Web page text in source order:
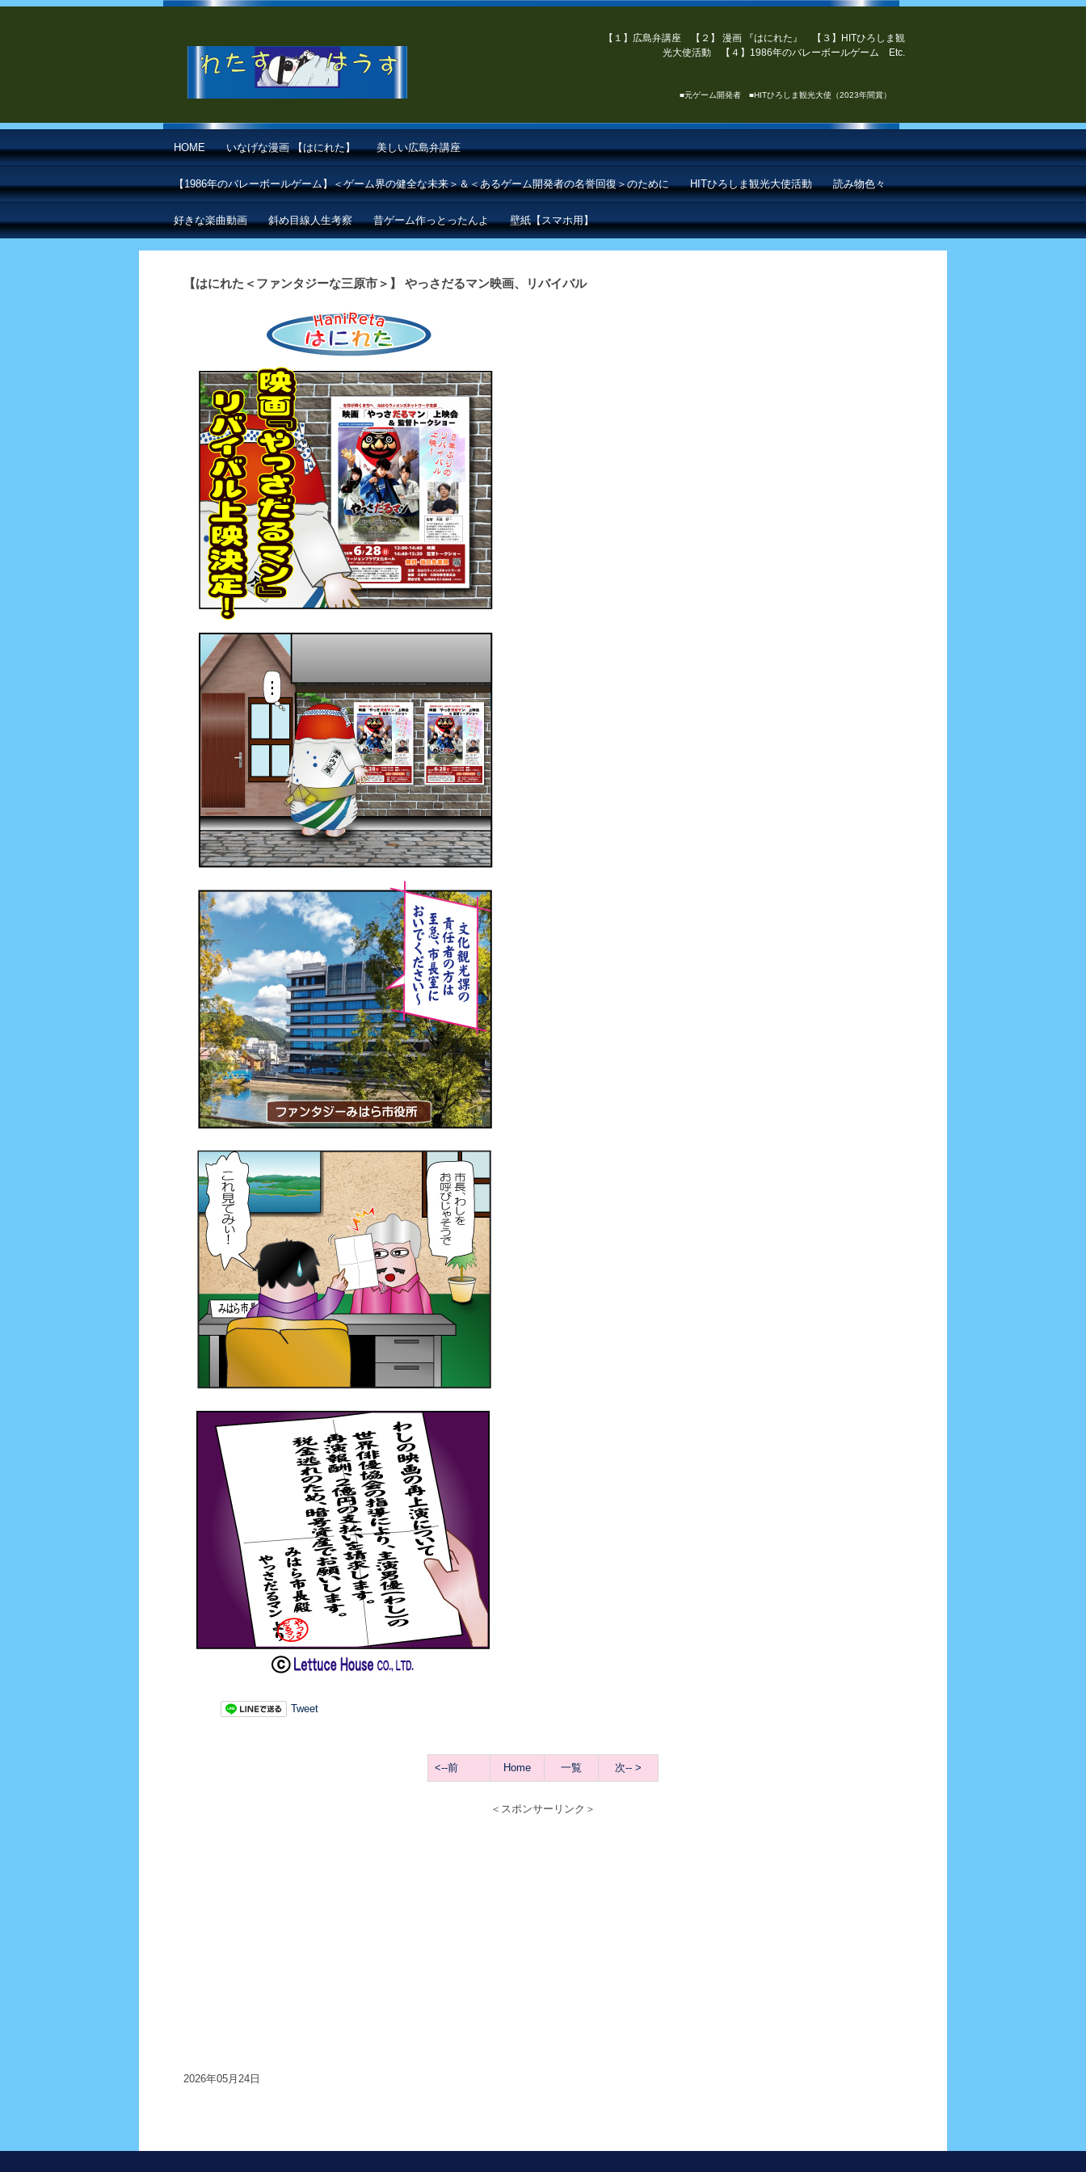
【１】広島弁講座 【２】 漫画 『はにれた』 【３】HITひろしま観
光大使活動 【４】1986年のバレーボールゲーム Etc.
■元ゲーム開発者 ■HITひろしま観光大使（2023年間賞）
HOME いなげな漫画 【はにれた】 美しい広島弁講座
【1986年のバレーボールゲーム】＜ゲーム界の健全な未来＞＆＜あるゲーム開発者の名誉回復＞のために HITひろしま観光大使活動 読み物色々
好きな楽曲動画 斜め目線人生考察 昔ゲーム作っとったんよ 壁紙【スマホ用】
【はにれた＜ファンタジーな三原市＞】 やっさだるマン映画、リバイバル
Tweet
<--前 Home 一覧 次-- >
＜スポンサーリンク＞
2026年05月24日